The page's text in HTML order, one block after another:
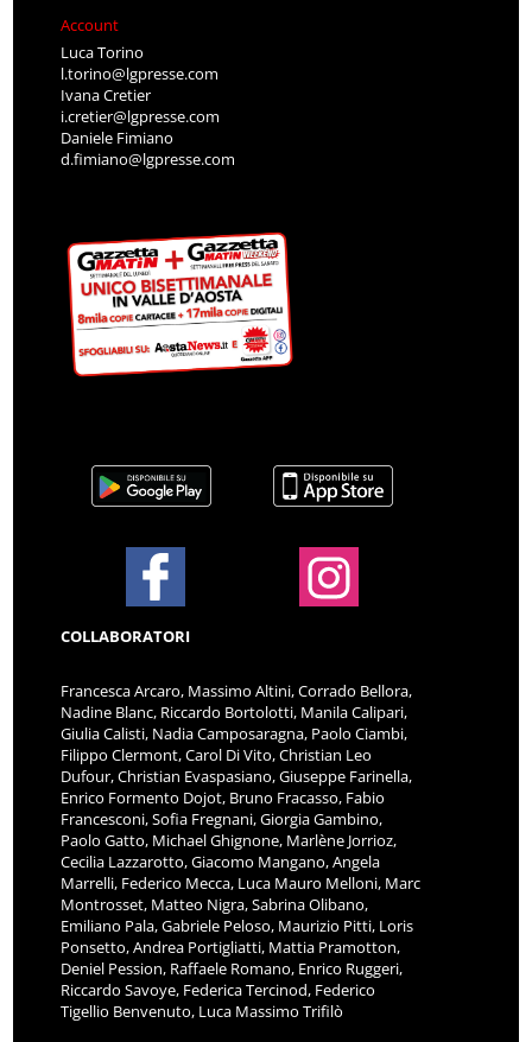
Account
Luca Torino
l.torino@lgpresse.com
Ivana Cretier
i.cretier@lgpresse.com
Daniele Fimiano
d.fimiano@lgpresse.com
COLLABORATORI
Francesca Arcaro, Massimo Altini, Corrado Bellora,
Nadine Blanc, Riccardo Bortolotti, Manila Calipari,
Giulia Calisti, Nadia Camposaragna, Paolo Ciambi,
Filippo Clermont, Carol Di Vito, Christian Leo
Dufour, Christian Evaspasiano, Giuseppe Farinella,
Enrico Formento Dojot, Bruno Fracasso, Fabio
Francesconi, Sofia Fregnani, Giorgia Gambino,
Paolo Gatto, Michael Ghignone, Marlène Jorrioz,
Cecilia Lazzarotto, Giacomo Mangano, Angela
Marrelli, Federico Mecca, Luca Mauro Melloni, Marc
Montrosset, Matteo Nigra, Sabrina Olibano,
Emiliano Pala, Gabriele Peloso, Maurizio Pitti, Loris
Ponsetto, Andrea Portigliatti, Mattia Pramotton,
Deniel Pession, Raffaele Romano, Enrico Ruggeri,
Riccardo Savoye, Federica Tercinod, Federico
Tigellio Benvenuto, Luca Massimo Trifilò